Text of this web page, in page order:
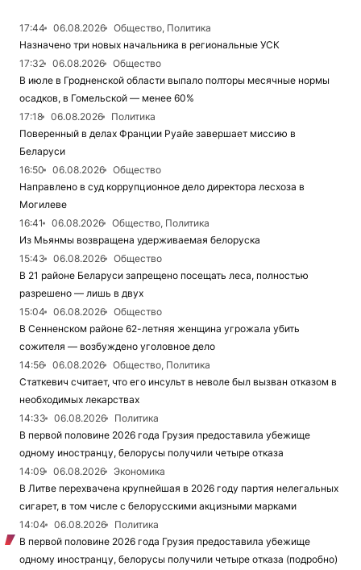
17:44 06.08.2026
Общество, Политика
Назначено три новых начальника в региональные УСК
17:32
06.08.2026
Общество
В июле в Гродненской области выпало полторы месячные нормы
осадков, в Гомельской — менее 60%
17:18
06.08.2026
Политика
Поверенный в делах Франции Руайе завершает миссию в
Беларуси
16:50
06.08.2026
Общество
Направлено в суд коррупционное дело директора лесхоза в
Могилеве
16:41
06.08.2026
Общество, Политика
Из Мьянмы возвращена удерживаемая белоруска
15:43
06.08.2026
Общество
В 21 районе Беларуси запрещено посещать леса, полностью
разрешено — лишь в двух
15:04
06.08.2026
Общество
В Сенненском районе 62-летняя женщина угрожала убить
сожителя — возбуждено уголовное дело
14:56
06.08.2026
Общество, Политика
Статкевич считает, что его инсульт в неволе был вызван отказом в
необходимых лекарствах
14:33
06.08.2026
Политика
В первой половине 2026 года Грузия предоставила убежище
одному иностранцу, белорусы получили четыре отказа
14:09
06.08.2026
Экономика
В Литве перехвачена крупнейшая в 2026 году партия нелегальных
сигарет, в том числе с белорусскими акцизными марками
14:04
06.08.2026
Политика
В первой половине 2026 года Грузия предоставила убежище
одному иностранцу, белорусы получили четыре отказа (подробно)